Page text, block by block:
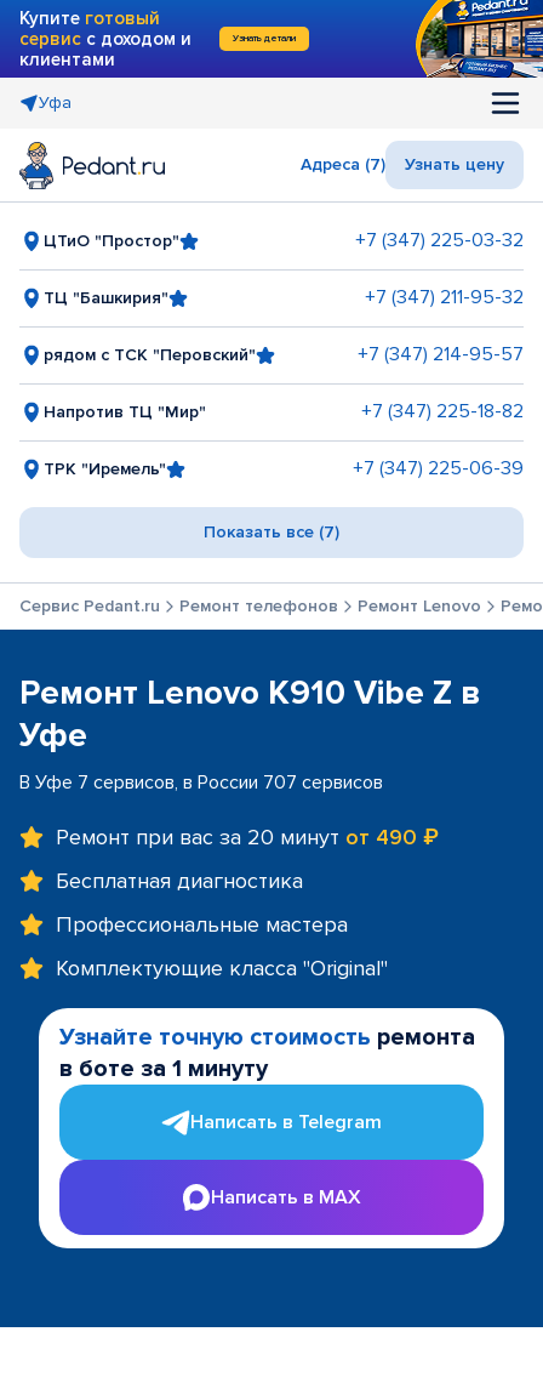
Купите готовый
сервис с доходом и
клиентами
Узнать детали
Уфа
Адреса (7) Узнать цену
ЦТиО "Простор" +7 (347) 225-03-32
ТЦ "Башкирия" +7 (347) 211-95-32
рядом с ТСК "Перовский" +7 (347) 214-95-57
Напротив ТЦ "Мир" +7 (347) 225-18-82
ТРК "Иремель" +7 (347) 225-06-39
Показать все (7)
Сервис Pedant.ru Ремонт телефонов Ремонт Lenovo
Ремонт Lenovo K910 Vibe Z в
Уфе
В Уфе 7 сервисов, в России 707 сервисов
Ремонт при вас за 20 минут от 490 ₽
Бесплатная диагностика
Профессиональные мастера
Комплектующие класса "Original"
Узнайте точную стоимость ремонта
в боте за 1 минуту
Написать в Telegram
Написать в MAX